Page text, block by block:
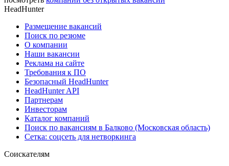
HeadHunter
Размещение вакансий
Поиск по резюме
О компании
Наши вакансии
Реклама на сайте
Требования к ПО
Безопасный HeadHunter
HeadHunter API
Партнерам
Инвесторам
Каталог компаний
Поиск по вакансиям в Балково (Московская область)
Сетка: соцсеть для нетворкинга
Соискателям